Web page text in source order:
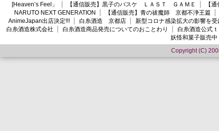
[Heaven’s Feel」
【通信販売】黒子のバスケ ＬＡＳＴ ＧＡＭＥ
【
NARUTO NEXT GENERATION
【通信販売】青の祓魔師 京都不浄王篇
AnimeJapan出店決定!!!
白糸酒造 京都店
新型コロナ感染拡大の影響を
白糸酒造株式会社
白糸酒造商品発売についてのおことわり
白糸酒造公式
妖怪和菓子販売中
Copyright (C)